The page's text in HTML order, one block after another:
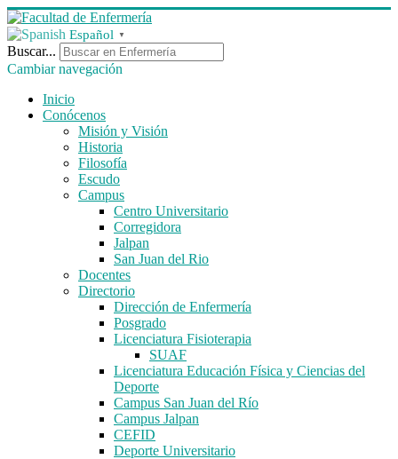
Español ▼
Buscar...
Cambiar navegación
Inicio
Conócenos
Misión y Visión
Historia
Filosofía
Escudo
Campus
Centro Universitario
Corregidora
Jalpan
San Juan del Rio
Docentes
Directorio
Dirección de Enfermería
Posgrado
Licenciatura Fisioterapia
SUAF
Licenciatura Educación Física y Ciencias del
Deporte
Campus San Juan del Río
Campus Jalpan
CEFID
Deporte Universitario